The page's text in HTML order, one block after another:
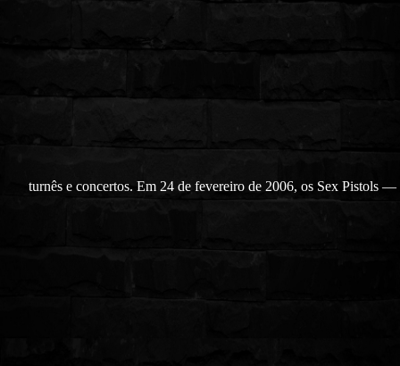
turnês e concertos. Em 24 de fevereiro de 2006, os Sex Pistols —